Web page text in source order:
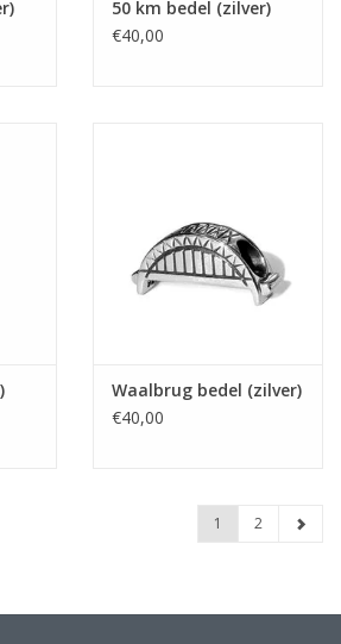
50 km bedel (zilver)
€40,00
Waalbrug bedel (zilver)
€40,00
1 2